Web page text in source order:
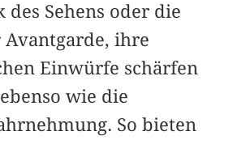
Sehens oder die
ihre
Einwürfe schärfen
wie die
So bieten